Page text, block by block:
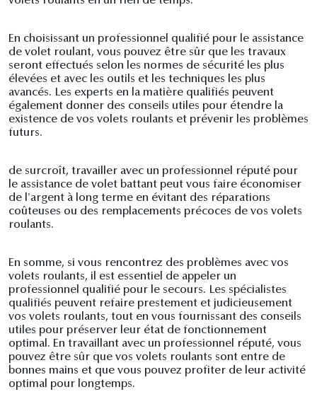
En choisissant un professionnel qualifié pour le assistance
de volet roulant, vous pouvez être sûr que les travaux
seront effectués selon les normes de sécurité les plus
élevées et avec les outils et les techniques les plus
avancés. Les experts en la matière qualifiés peuvent
également donner des conseils utiles pour étendre la
existence de vos volets roulants et prévenir les problèmes
futurs.
de surcroît, travailler avec un professionnel réputé pour
le assistance de volet battant peut vous faire économiser
de l'argent à long terme en évitant des réparations
coûteuses ou des remplacements précoces de vos volets
roulants.
En somme, si vous rencontrez des problèmes avec vos
volets roulants, il est essentiel de appeler un
professionnel qualifié pour le secours. Les spécialistes
qualifiés peuvent refaire prestement et judicieusement
vos volets roulants, tout en vous fournissant des conseils
utiles pour préserver leur état de fonctionnement
optimal. En travaillant avec un professionnel réputé, vous
pouvez être sûr que vos volets roulants sont entre de
bonnes mains et que vous pouvez profiter de leur activité
optimal pour longtemps.